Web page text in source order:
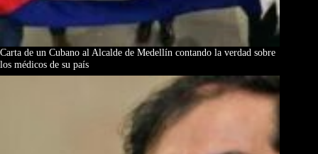
Carta de un Cubano al Alcalde de Medellín contando la verdad sobre
los médicos de su país